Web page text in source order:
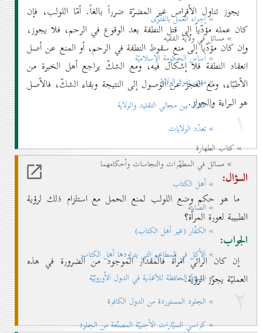
يجوز تناول الأقراص غير المضرّة ضرراً بالغاً. أمّا اللولب، فإن
كان عمله مؤدّياً إلى قتل النطفة بعد الوقوع في الرحم، فلا يجوز،
وإن كان مؤدّياً إلى منع سقوط النطفة في الرحم، أو المنع عن أصل
انعقاد النطفة فلا إشكال فيه، ومع الشكّ يراجع أهل الخبرة من
الأطبّاء، ومع العجز عن الوصول إلى النتيجة وبقاء الشكّ، فالأصل
هو البراءة والجواز.
۱
السؤال:
ما هو حكم وضع اللولب لمنع الحمل مع استلزام ذلك لرؤية
الطبيبة لعورة المرأة؟
الجواب:
إن كان الرائي امرأة فالمقدار الموجود من الضرورة في هذه
العمليّة يجوّز الرؤية.
۲
» إجزاء العمل بالفتوی
» مسائل في ولاية الفقيه
» أساس الحكومة الإسلاميّة
» مدی نفوذ الولاية
» الفرق بين مجالي التقليد والولاية
» تعدّد الولايات
» كتاب الطهارة
» مسائل في المطهّرات والنجاسات وأحكامهما
» أهل الكتاب
» الصابئة
» الكفّار (غير أهل الكتاب)
» الأكل في المطاعم التي يتراودها أهل الكتاب
» الموادّ الحافظة للأغذية في الدول الاُوروبّيّة
» الجلود المستوردة من الدول الكافرة
» كراسي السيّارات الأجنبيّة المصنّعة من الجلود